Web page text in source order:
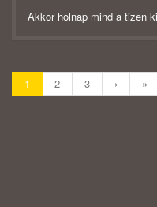
Akkor holnap mind a tizen
1 2 3 › »